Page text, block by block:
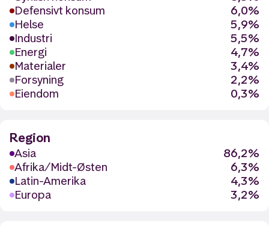
Defensivt konsum
6,0%
Helse
5,9%
Industri
5,5%
Energi
4,7%
Materialer
3,4%
Forsyning
2,2%
Eiendom
0,3%
Region
Asia
86,2%
Afrika/Midt-Østen
6,3%
Latin-Amerika
4,3%
Europa
3,2%